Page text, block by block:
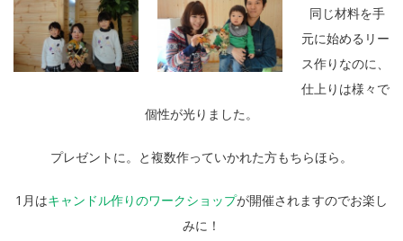
同じ材料を手
元に始めるリー
ス作りなのに、
仕上りは様々で
個性が光りました。
プレゼントに。と複数作っていかれた方もちらほら。
1月はキャンドル作りのワークショップが開催されますのでお楽し
みに！